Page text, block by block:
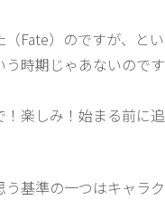
Fate）のですが、とい
時期じゃあないのです
楽しみ！始まる前に追
基準の一つはキャラク